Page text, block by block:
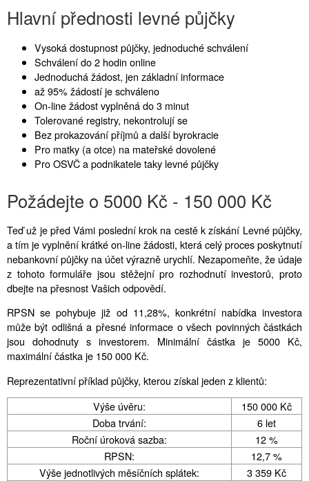
Hlavní přednosti levné půjčky
Vysoká dostupnost půjčky, jednoduché schválení
Schválení do 2 hodin online
Jednoduchá žádost, jen základní informace
až 95% žádostí je schváleno
On-line žádost vyplněná do 3 minut
Tolerované registry, nekontrolují se
Bez prokazování příjmů a další byrokracie
Pro matky (a otce) na mateřské dovolené
Pro OSVČ a podnikatele taky levné půjčky
Požádejte o 5000 Kč - 150 000 Kč
Teď už je před Vámi poslední krok na cestě k získání Levné půjčky,
a tím je vyplnění krátké on-line žádosti, která celý proces poskytnutí
nebankovní půjčky na účet výrazně urychlí. Nezapomeňte, že údaje
z tohoto formuláře jsou stěžejní pro rozhodnutí investorů, proto
dbejte na přesnost Vašich odpovědí.
RPSN se pohybuje již od 11,28%, konkrétní nabídka investora
může být odlišná a přesné informace o všech povinných částkách
jsou dohodnuty s investorem. Minimální částka je 5000 Kč,
maximální částka je 150 000 Kč.
Reprezentativní příklad půjčky, kterou získal jeden z klientů:
Výše úvěru:
150 000 Kč
Doba trvání:
6 let
Roční úroková sazba:
12 %
RPSN:
12,7 %
Výše jednotlivých měsíčních splátek:
3 359 Kč